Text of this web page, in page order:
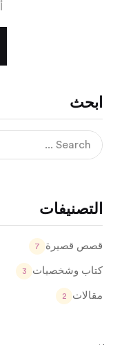
ابحث
التصنيفات
قصص قصيرة 7
كتاب وشخصيات 3
مقالات 2